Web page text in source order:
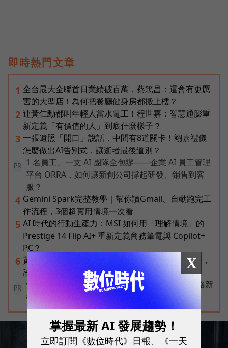
即時熱門文章
1 全台最大全聯首日業績破百萬，蔡篤昌：還會有更厲
害的大型店！為何把餐廳健身房都搬上樓？
2 連黃仁勳都叫年輕人當水電工！程世嘉：智慧通膨重
新定義「有價值的人」到底什麼樣子？
3 一張遺照「開口」說話，中間有8道關卡！翊嘉禮儀
怎麼做出AI告別式，讓逝者最後道別？
PR
1 名員工、一支 AI 團隊全包辦——企業 AI 員工管理
平台 ORRA，如何讓新創公司撐起研發、銷售到客
服？
4 Gemini Spark完整教學｜幫你讀Gmail、自動跑完工
作流程，3個超實用情境一次看
5 AI 時代的行動生產力：MSI 如何用「理解情境」的
Prestige 14 Flip AI+ 重新定義商務筆電與 Copilot+
PC？
6 黃仁勳兆元宴永遠站最後一排！最低調的二代鄭平，
憑什麼讓台達電被市場重新定價？
PR
告別極速迷思！台灣大哥大奪國際雙冠揭密好網路新
標準
X
掌握最新 AI 發展趨勢！
立即訂閱《數位時代》日報、《一天